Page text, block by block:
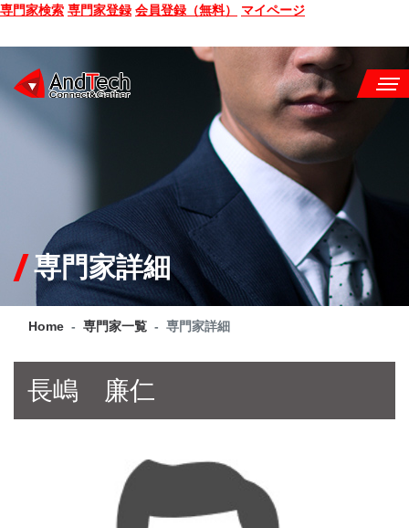
専門家検索 専門家登録 会員登録（無料） マイページ
CONSULTING
SERVICE
COMPANY
Q&A
専門家詳細
Home 専門家一覧 専門家詳細
長嶋 廉仁